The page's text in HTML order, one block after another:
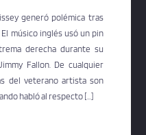
generó polémica tras
músico inglés usó un pin
derecha durante su
Fallon. De cualquier
del veterano artista son
habló al respecto […]